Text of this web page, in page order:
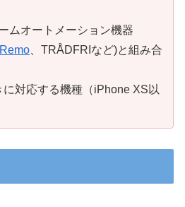
ムオートメーション機器
、TRÅDFRIなど)と組み合
対応する機種（iPhone XS以